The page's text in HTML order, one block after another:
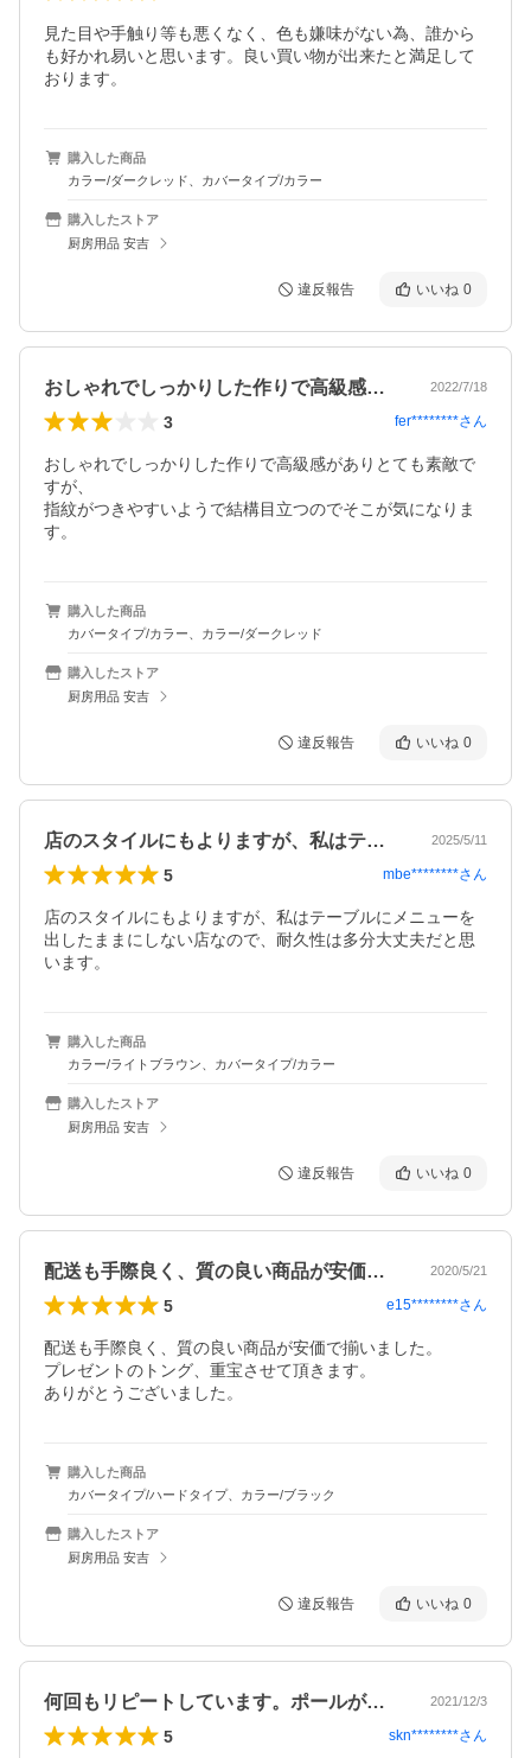
見た目や手触り等も悪くなく、色も嫌味がない為、誰から
も好かれ易いと思います。良い買い物が出来たと満足して
おります。
購入した商品
カラー/ダークレッド、カバータイプ/カラー
購入したストア
厨房用品 安吉
違反報告 いいね 0
おしゃれでしっかりした作りで高級感があ… 2022/7/18
3 fer********さん
おしゃれでしっかりした作りで高級感がありとても素敵で
すが、
指紋がつきやすいようで結構目立つのでそこが気になりま
す。
購入した商品
カバータイプ/カラー、カラー/ダークレッド
購入したストア
厨房用品 安吉
違反報告 いいね 0
店のスタイルにもよりますが、私はテーブ… 2025/5/11
5 mbe********さん
店のスタイルにもよりますが、私はテーブルにメニューを
出したままにしない店なので、耐久性は多分大丈夫だと思
います。
購入した商品
カラー/ライトブラウン、カバータイプ/カラー
購入したストア
厨房用品 安吉
違反報告 いいね 0
配送も手際良く、質の良い商品が安価で揃… 2020/5/21
5 e15********さん
配送も手際良く、質の良い商品が安価で揃いました。
プレゼントのトング、重宝させて頂きます。
ありがとうございました。
購入した商品
カバータイプ/ハードタイプ、カラー/ブラック
購入したストア
厨房用品 安吉
違反報告 いいね 0
何回もリピートしています。ポールがシン… 2021/12/3
5 skn********さん